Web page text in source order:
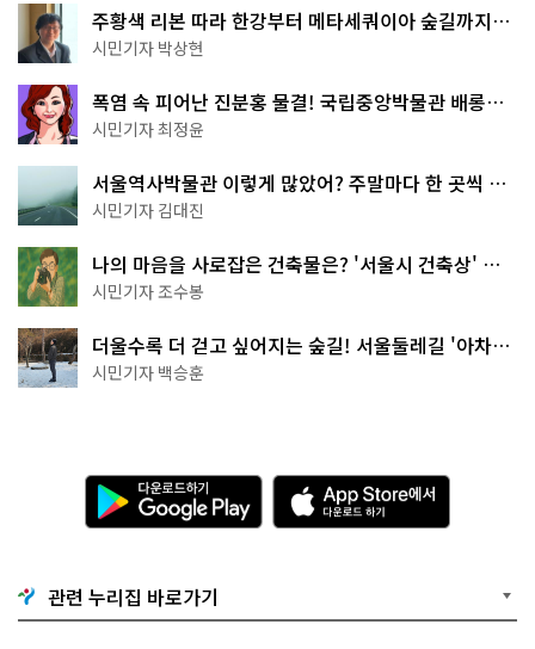
주황색 리본 따라 한강부터 메타세쿼이아 숲길까지…
서울둘레길 15코스
시민기자 박상현
폭염 속 피어난 진분홍 물결! 국립중앙박물관 배롱나
무 명소
시민기자 최정윤
서울역사박물관 이렇게 많았어? 주말마다 한 곳씩 떠
나는 역사 산책
시민기자 김대진
나의 마음을 사로잡은 건축물은? '서울시 건축상' 수
상작 공개!
시민기자 조수봉
더울수록 더 걷고 싶어지는 숲길! 서울둘레길 '아차산
코스'
시민기자 백승훈
다
운
로
기
G
o
A
p
p
e
관련 누리집 바로가기